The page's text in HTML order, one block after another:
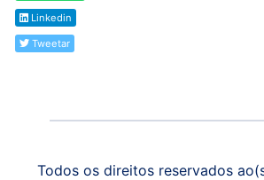
Linkedin
Tweetar
Todos os direitos reservados